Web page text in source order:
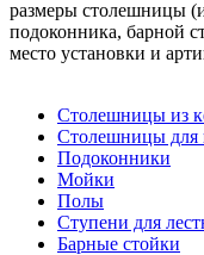
размеры столешницы
подоконника, барной
место установки и
Столешницы из
Столешницы для
Подоконники
Мойки
Полы
Ступени для
Барные стойки